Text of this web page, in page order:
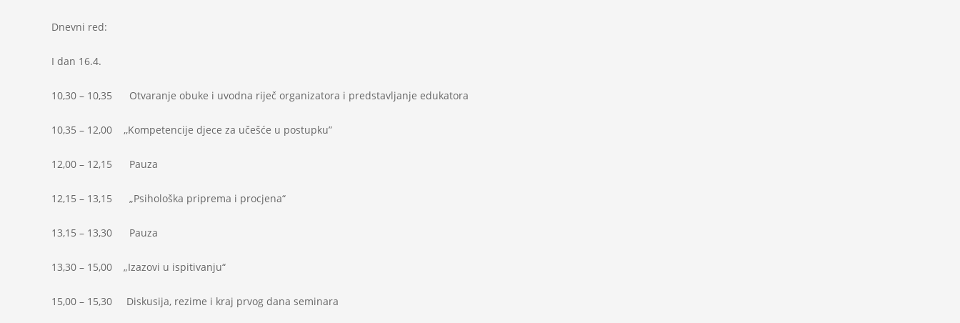
Dnevni red:
I dan 16.4.
10,30 – 10,35 Otvaranje obuke i uvodna riječ organizatora i predstavljanje edukatora
10,35 – 12,00 ,,Kompetencije djece za učešće u postupku”
12,00 – 12,15 Pauza
12,15 – 13,15 „Psihološka priprema i procjena“
13,15 – 13,30 Pauza
13,30 – 15,00 „Izazovi u ispitivanju“
15,00 – 15,30 Diskusija, rezime i kraj prvog dana seminara